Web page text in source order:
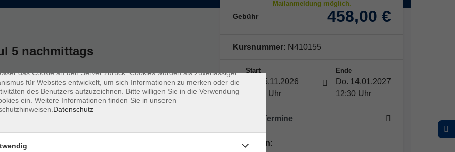
5 nachmittags
Gebühr 458,00 €
Kursnummer: N410155
Start
Mi. 25.11.2026
08:30 Uhr
Ende
Do. 14.01.2027
12:30 Uhr
20 -mal Termine
Dozent*in:
des Nutzers während des Surfens auf dem Computer des Nutzers
werden. Ihr Browser speichert jede Nachricht in einer kleinen Datei, die
das Cookie an den Server zurück. Cookies wurden als zuverlässiger
für Websites entwickelt, um sich Informationen zu merken oder die
des Benutzers aufzuzeichnen. Bitte willigen Sie in die Verwendung
ein. Weitere Informationen finden Sie in unseren
Datenschutz
×